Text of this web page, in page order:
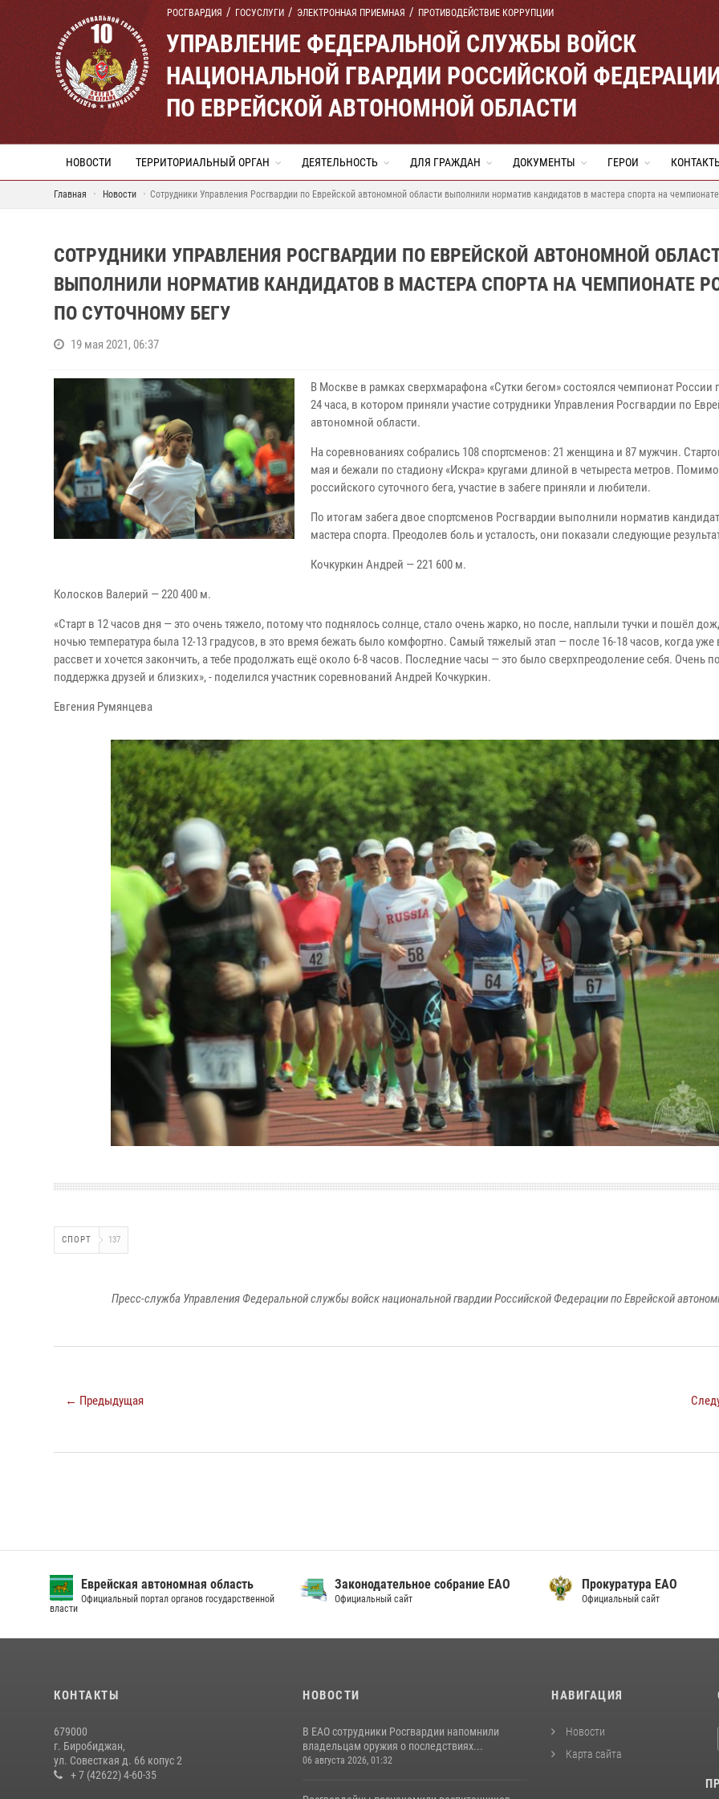
РОСГВАРДИЯ ГОСУСЛУГИ ЭЛЕКТРОННАЯ ПРИЕМНАЯ ПРОТИВОДЕЙСТВИЕ КОРРУПЦИИ
УПРАВЛЕНИЕ ФЕДЕРАЛЬНОЙ СЛУЖБЫ ВОЙСК
НАЦИОНАЛЬНОЙ ГВАРДИИ РОССИЙСКОЙ
ПО ЕВРЕЙСКОЙ АВТОНОМНОЙ ОБЛАСТИ
НОВОСТИ ТЕРРИТОРИАЛЬНЫЙ ОРГАН ДЕЯТЕЛЬНОСТЬ ДЛЯ ГРАЖДАН ДОКУМЕНТЫ ГЕРОИ
Главная Новости Сотрудники Управления Росгвардии по Еврейской автономной области выполнили норматив кандидатов в мастера спорта на
СОТРУДНИКИ УПРАВЛЕНИЯ РОСГВАРДИИ ПО ЕВРЕЙСКОЙ АВТОНОМНОЙ
ВЫПОЛНИЛИ НОРМАТИВ КАНДИДАТОВ В МАСТЕРА СПОРТА НА ЧЕМПИОНАТЕ
ПО СУТОЧНОМУ БЕГУ
19 мая 2021, 06:37
В Москве в рамках сверхмарафона «Сутки бегом» состоялся чемпионат России
24 часа, в котором приняли участие сотрудники Управления Росгвардии по
автономной области.
На соревнованиях собрались 108 спортсменов: 21 женщина и 87 мужчин.
мая и бежали по стадиону «Искра» кругами длиной в четыреста метров.
российского суточного бега, участие в забеге приняли и любители.
По итогам забега двое спортсменов Росгвардии выполнили норматив
мастера спорта. Преодолев боль и усталость, они показали следующие
Кочкуркин Андрей — 221 600 м.
Колосков Валерий — 220 400 м.
«Старт в 12 часов дня ― это очень тяжело, потому что поднялось солнце, стало очень жарко, но после, наплыли тучки и пошёл
ночью температура была 12-13 градусов, в это время бежать было комфортно. Самый тяжелый этап — после 16-18 часов, когда уже
рассвет и хочется закончить, а тебе продолжать ещё около 6-8 часов. Последние часы ― это было сверхпреодоление себя. Очень
поддержка друзей и близких», - поделился участник соревнований Андрей Кочкуркин.
Евгения Румянцева
СПОРТ 137
Пресс-служба Управления Федеральной службы войск национальной гвардии Российской Федерации по Еврейской
← Предыдущая
Еврейская автономная область
Официальный портал органов государственной
власти
Законодательное собрание ЕАО
Официальный сайт
Прокуратура ЕАО
Официальный сайт
КОНТАКТЫ
679000
г. Биробиджан,
ул. Совесткая д. 66 копус 2
+ 7 (42622) 4-60-35
НОВОСТИ
В ЕАО сотрудники Росгвардии напомнили
владельцам оружия о последствиях...
06 августа 2026, 01:32
НАВИГАЦИЯ
Новости
Карта сайта